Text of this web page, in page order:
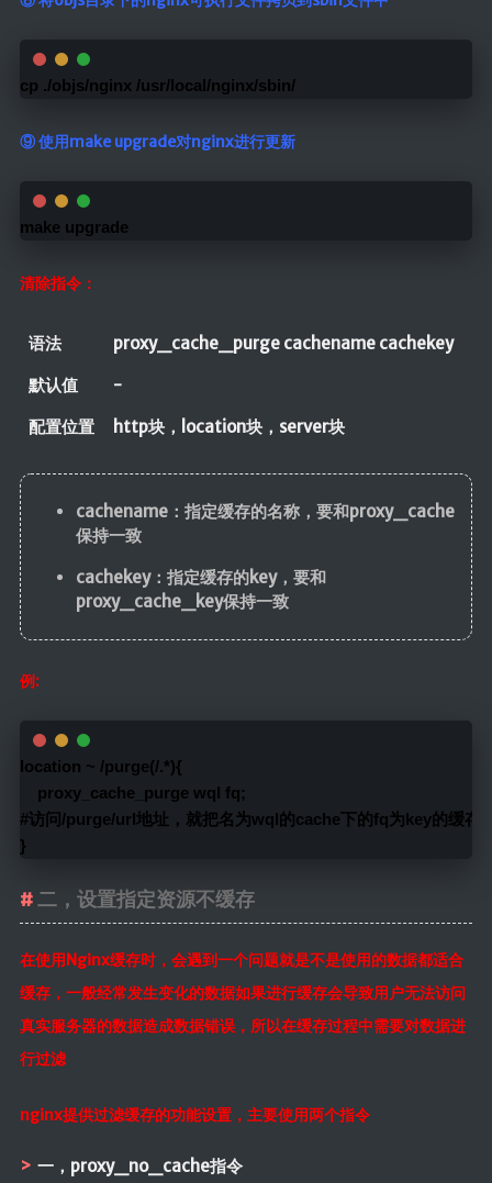
cp ./objs/nginx /usr/local/nginx/sbin/
⑨ 使用make upgrade对nginx进行更新
make upgrade
清除指令：
语法
proxy_cache_purge cachename cachekey
默认值
-
配置位置
http块，location块，server块
cachename：指定缓存的名称，要和proxy_cache
保持一致
cachekey：指定缓存的key，要和
proxy_cache_key保持一致
例:
location ~ /purge(/.*){
    proxy_cache_purge wql fq;
#访问/purge/url地址，就把名为wql的cache下的fq为key的缓存
}
二，设置指定资源不缓存
在使用Nginx缓存时，会遇到一个问题就是不是使用的数据都适合
缓存，一般经常发生变化的数据如果进行缓存会导致用户无法访问
真实服务器的数据造成数据错误，所以在缓存过程中需要对数据进
行过滤
nginx提供过滤缓存的功能设置，主要使用两个指令
一，proxy_no_cache指令